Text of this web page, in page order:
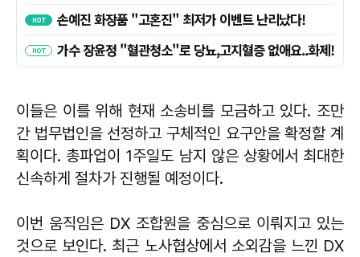
이들은 이를 위해 현재 소송비를 모금하고 있다. 조만
간 법무법인을 선정하고 구체적인 요구안을 확정할 계
획이다. 총파업이 1주일도 남지 않은 상황에서 최대한
신속하게 절차가 진행될 예정이다.
이번 움직임은 DX 조합원을 중심으로 이뤄지고 있는
것으로 보인다. 최근 노사협상에서 소외감을 느낀 DX